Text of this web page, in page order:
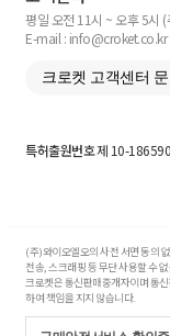
평일 오전 11시 ~ 오후 5시
E-mail : info@croket.co.kr
크로켓 고객센터
특허출원번호제 10-
(주)와이오엘오의 사전 서면 동의
전송, 스크래핑 등 무단 사용할 수
크로켓은 통신판매중개자이며 통
하여 책임을 지지 않습니다.